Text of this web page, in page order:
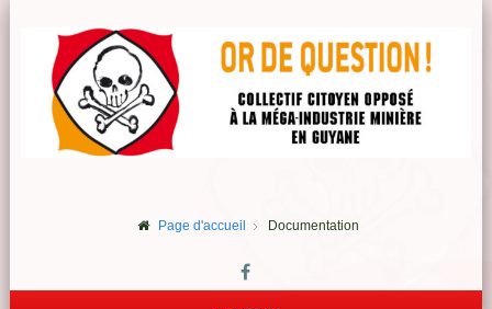
Page d'accueil Documentation